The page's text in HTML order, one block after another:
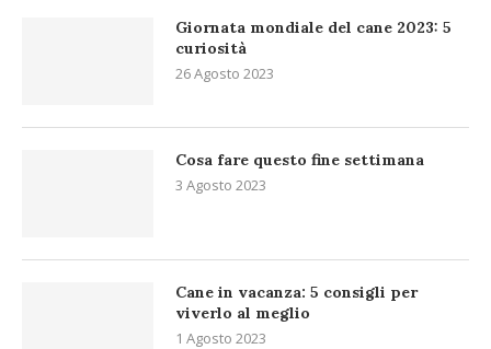
Giornata mondiale del cane 2023: 5
curiosità
26 Agosto 2023
Cosa fare questo fine settimana
3 Agosto 2023
Cane in vacanza: 5 consigli per
viverlo al meglio
1 Agosto 2023